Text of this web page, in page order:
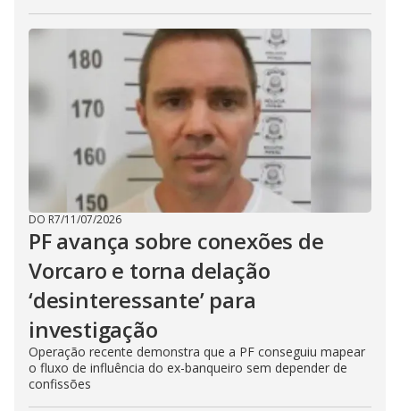
DO R7/11/07/2026
PF avança sobre conexões de
Vorcaro e torna delação
‘desinteressante’ para
investigação
Operação recente demonstra que a PF conseguiu mapear
o fluxo de influência do ex-banqueiro sem depender de
confissões